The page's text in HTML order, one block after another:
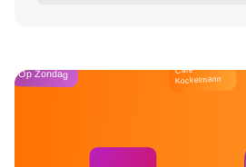
Op Zondag Café
Kockelmann